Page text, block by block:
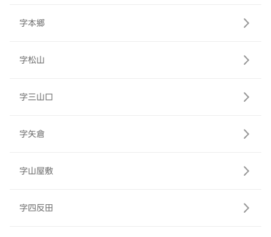
字本郷
字松山
字三山口
字矢倉
字山屋敷
字四反田